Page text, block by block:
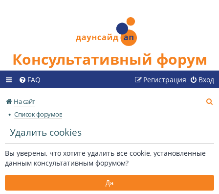
Консультативный форум
FAQ Вход
Регистрация
На сайт
Список форумов
Удалить cookies
Вы уверены, что хотите удалить все cookie, установленные
данным консультативным форумом?